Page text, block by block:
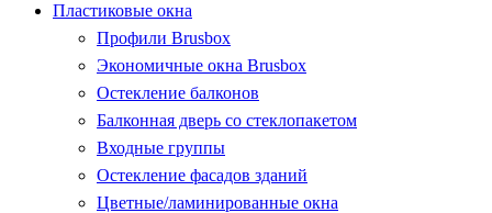
Пластиковые окна
Профили Brusbox
Экономичные окна Brusbox
Остекление балконов
Балконная дверь со стеклопакетом
Входные группы
Остекление фасадов зданий
Цветные/ламинированные окна